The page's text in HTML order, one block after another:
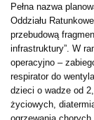
Pełna nazwa
Oddziału
przebudową
infrastruktury”. W
operacyjno –
respirator do
dzieci o wadze od
życiowych,